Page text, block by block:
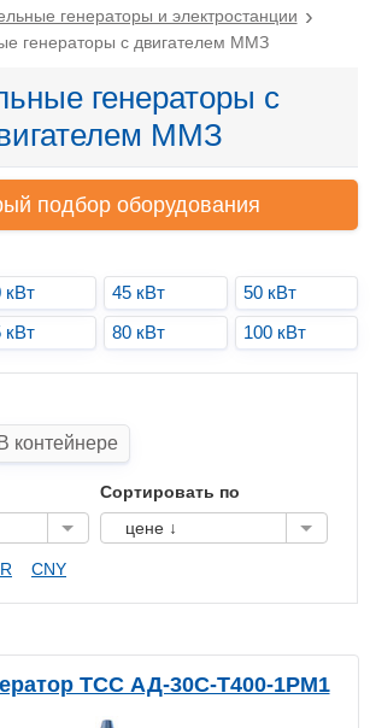
генераторы и электростанции
генераторы с двигателем ММЗ
генераторы с
ММЗ
подбор оборудования
кВт 45 кВт
50 кВт
кВт 80 кВт 100 кВт
В контейнере
Сортировать по
цене ↓
CNY
ТСС АД-30С-Т400-1РМ1